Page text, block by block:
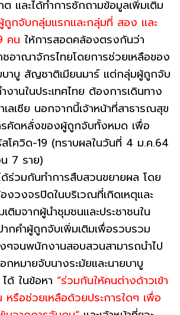
และได้ทำการซักถามข้อมูลเพิ่มเติม
ถูกจับกลุ่มแรกและกลุ่มที่ สอง และ
คน ให้การสอดคล้องตรงกันว่า
ชอาณาจักรไทยโดยการช่วยเหลือของ
บาบู สัญชาติเมียนมาร์ แต่กลุ่มผู้ถูกจับ
งานในประเทศไทย ต้องการเดินทาง
เลเซีย นอกจากนี้เจ้าหน้าที่สาธารณสุข
รคัดหลั่งของผู้ถูกจับทั้งหมด เพื่อ
โควิด-19 (ทราบผลในวันที่ 4 ม.ค.64
7 ราย)
ด้ร่วมกันทำการสืบสวนขยายผล โดย
วงจรปิดในบริเวณที่เกิดเหตุและ
ติมจากผู้นำชุมชนและประชาชนใน
กคำผู้ถูกจับเพิ่มเติมเพื่อรวบรวม
ๆจนพนักงานสอบสวนสามารถนำไป
หมายจับนางระมัยและนายบาบู
ด้ ในข้อหา “ร่วมกันให้คนต่างด้าวเข้า
รือช่วยเหลือด้วยประการใดๆ เพื่อ